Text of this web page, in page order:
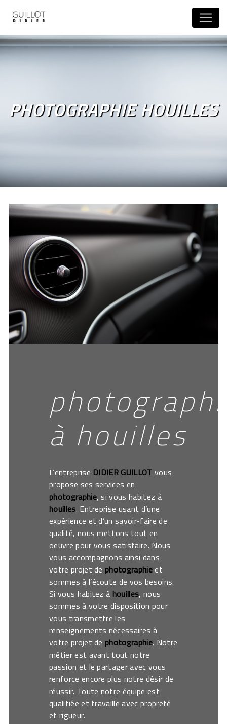
PHOTOGRAPHIE HOUILLES
à houilles
L’entreprise DIDIER GUILLOTvous
propose ses services en
photographie, si vous habitez à
houilles. Entreprise usant d’une
expérience et d’un savoir-faire de
qualité, nous mettons tout en
oeuvre pour vous satisfaire. Nous
vous accompagnons ainsi dans
votre projet de photographieet
sommes à l’écoute de vos besoins.
Si vous habitez à houilles, nous
sommes à votre disposition pour
vous transmettre les
renseignements nécessaires à
votre projet de photographie. Notre
métier est avant tout notre
passion et le partager avec vous
renforce encore plus notre désir de
réussir. Toute notre équipe est
qualifiée et travaille avec propreté
et rigueur.